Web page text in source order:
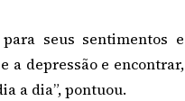
seus sentimentos e
a depressão e encontrar,
a dia”, pontuou.